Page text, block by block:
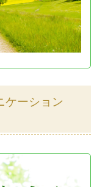
ケーション